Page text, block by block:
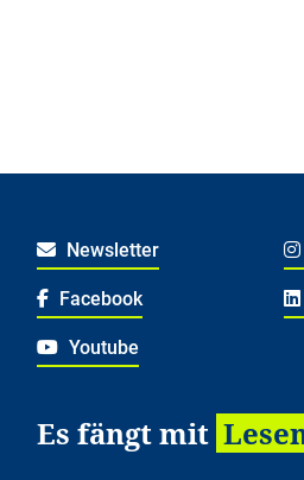
Newsletter
Facebook
Youtube
Es fängt mit